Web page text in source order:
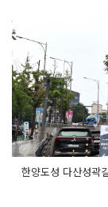
한양도성 다산성곽